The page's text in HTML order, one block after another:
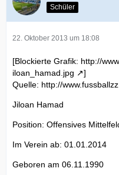
Schüler
22. Oktober 2013 um 18:08
[Blockierte Grafik: http://
iloan_hamad.jpg
]
Quelle: http://
Jiloan Hamad
Position: Offensives
Im Verein ab: 01.01.2014
Geboren am 06.11.1990